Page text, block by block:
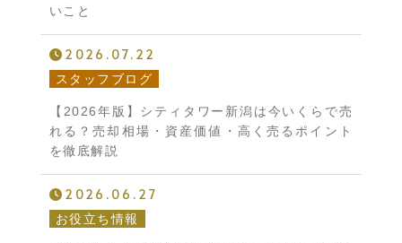
いこと
2026.07.22
スタッフブログ
【2026年版】シティタワー新潟は今いくらで売
れる？売却相場・資産価値・高く売るポイント
を徹底解説
2026.06.27
お役立ち情報